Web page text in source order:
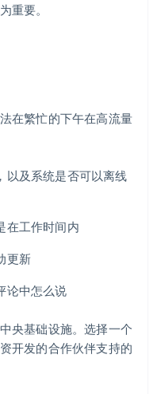
重要。
在繁忙的下午在高流量
以及系统是否可以离线
在工作时间内
更新
论中怎么说
央基础设施。选择一个
开发的合作伙伴支持的